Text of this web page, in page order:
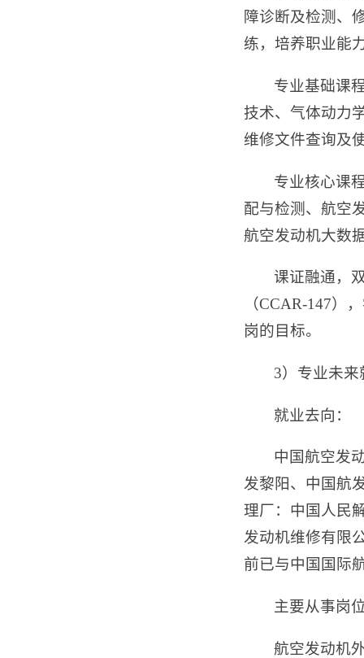
障诊断及检测、
练，培养职业能
专业基础课
技术、气体动力
维修文件查询及
专业核心课
配与检测、航空
航空发动机大数
课证融通，
（CCAR-147）
岗的目标。
3）专业未
就业去向：
中国航空发
发黎阳、中国航
理厂：中国人民
发动机维修有限
前已与中国国际
主要从事岗
航空发动机